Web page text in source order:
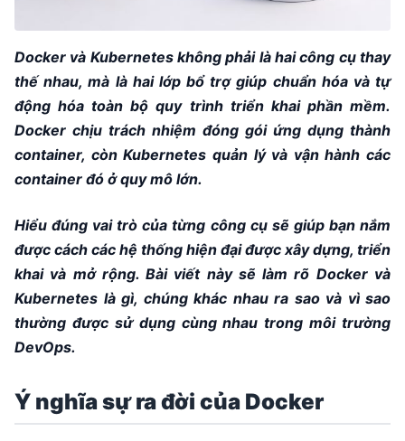
Docker và Kubernetes không phải là hai công cụ thay
thế nhau, mà là hai lớp bổ trợ giúp chuẩn hóa và tự
động hóa toàn bộ quy trình triển khai phần mềm.
Docker chịu trách nhiệm đóng gói ứng dụng thành
container, còn Kubernetes quản lý và vận hành các
container đó ở quy mô lớn.
Hiểu đúng vai trò của từng công cụ sẽ giúp bạn nắm
được cách các hệ thống hiện đại được xây dựng, triển
khai và mở rộng. Bài viết này sẽ làm rõ Docker và
Kubernetes là gì, chúng khác nhau ra sao và vì sao
thường được sử dụng cùng nhau trong môi trường
DevOps.
Ý nghĩa sự ra đời của Docker